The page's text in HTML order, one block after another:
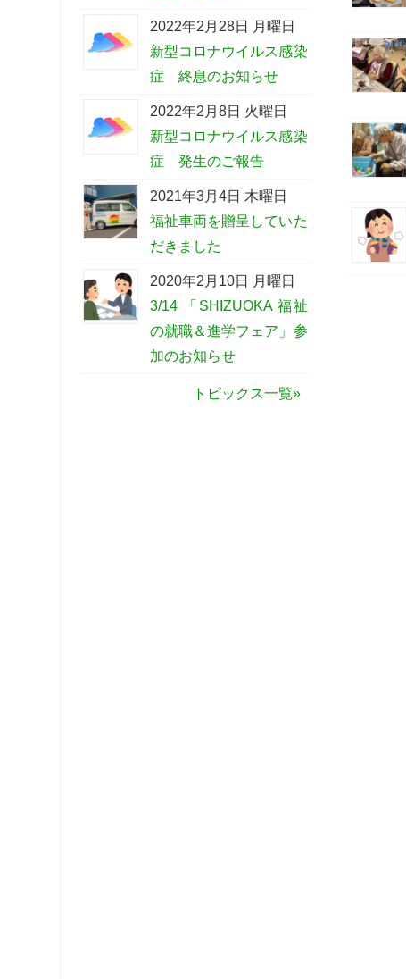
2022年2月28日 月曜日
新型コロナウイルス感染
症 終息のお知らせ
2022年2月8日 火曜日
新型コロナウイルス感染
症 発生のご報告
2021年3月4日 木曜日
福祉車両を贈呈していた
だきました
2020年2月10日 月曜日
3/14 「SHIZUOKA 福祉
の就職＆進学フェア」参
加のお知らせ
トピックス一覧»